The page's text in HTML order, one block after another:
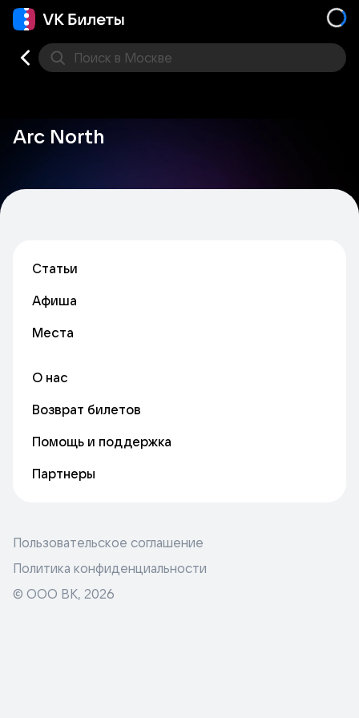
Поиск в Москве
Arc North
Статьи
Афиша
Места
О нас
Возврат билетов
Помощь и поддержка
Партнеры
Пользовательское соглашение
Политика конфиденциальности
© ООО ВК, 2026